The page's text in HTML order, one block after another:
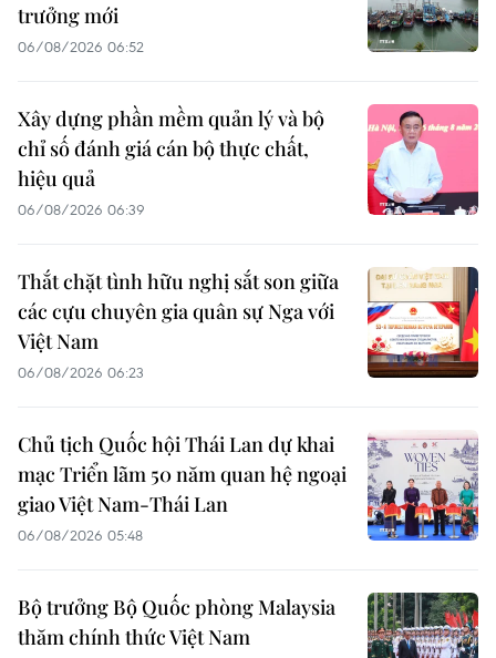
trưởng mới
06/08/2026 06:52
Xây dựng phần mềm quản lý và bộ
chỉ số đánh giá cán bộ thực chất,
hiệu quả
06/08/2026 06:39
Thắt chặt tình hữu nghị sắt son giữa
các cựu chuyên gia quân sự Nga với
Việt Nam
06/08/2026 06:23
Chủ tịch Quốc hội Thái Lan dự khai
mạc Triển lãm 50 năm quan hệ ngoại
giao Việt Nam-Thái Lan
06/08/2026 05:48
Bộ trưởng Bộ Quốc phòng Malaysia
thăm chính thức Việt Nam